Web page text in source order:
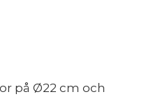
på Ø22 cm och